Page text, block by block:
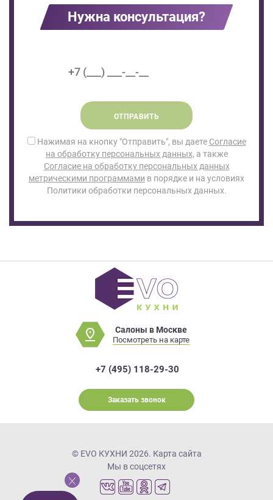
Нужна консультация?
ОТПРАВИТЬ
Нажимая на кнопку "Отправить", вы даете Согласие
на обработку персональных данных, а также
Согласие на обработку персональных данных
метрическими программами в порядке и на условиях
Политики обработки персональных данных.
Салоны в Москве
Посмотреть на карте
+7 (495) 118-29-30
Заказать звонок
© EVO КУХНИ 2026. Карта сайта
Мы в соцсетях